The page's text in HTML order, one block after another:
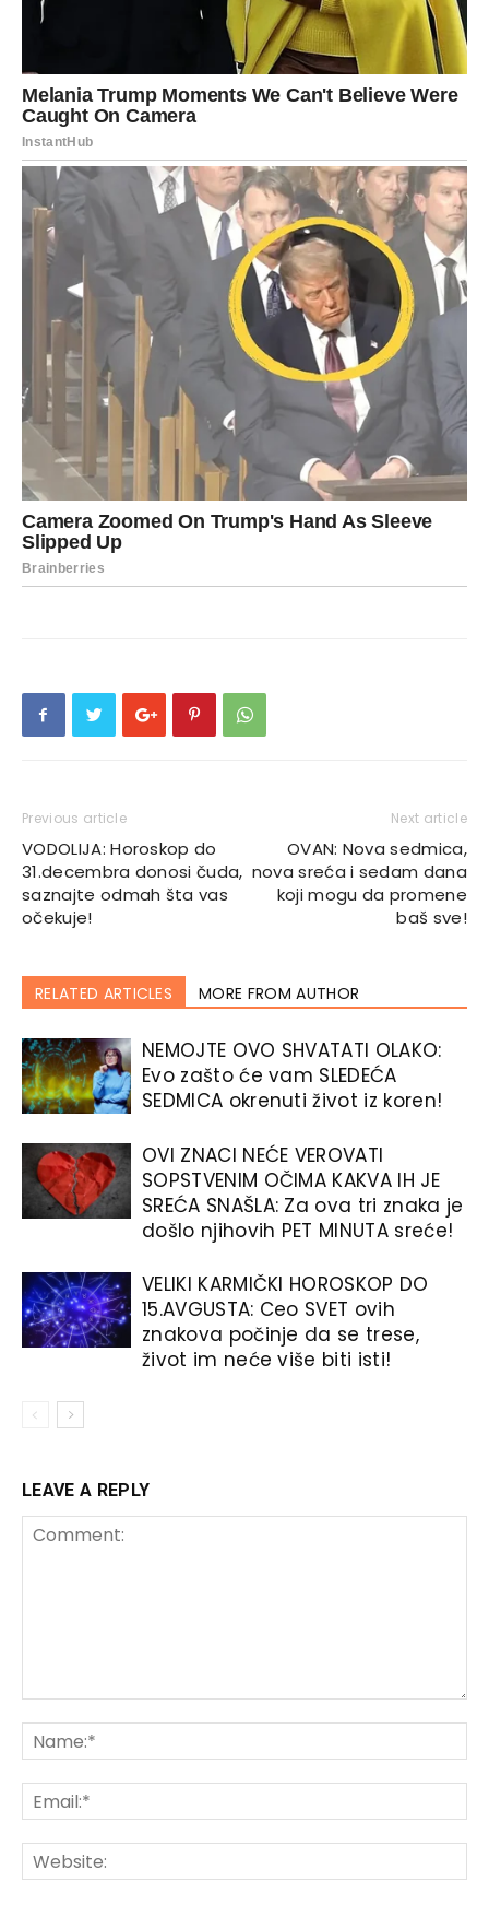
Previous article
VODOLIJA: Horoskop do
31.decembra donosi čuda,
saznajte odmah šta vas
očekuje!
Next article
OVAN: Nova sedmica,
nova sreća i sedam dana
koji mogu da promene
baš sve!
RELATED ARTICLES MORE FROM AUTHOR
NEMOJTE OVO SHVATATI OLAKO:
Evo zašto će vam SLEDEĆA
SEDMICA okrenuti život iz koren!
OVI ZNACI NEĆE VEROVATI
SOPSTVENIM OČIMA KAKVA IH JE
SREĆA SNAŠLA: Za ova tri znaka je
došlo njihovih PET MINUTA sreće!
VELIKI KARMIČKI HOROSKOP DO
15.AVGUSTA: Ceo SVET ovih
znakova počinje da se trese,
život im neće više biti isti!
LEAVE A REPLY